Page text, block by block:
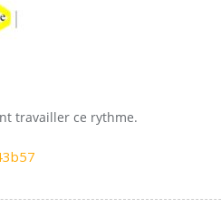
travailler ce rythme.